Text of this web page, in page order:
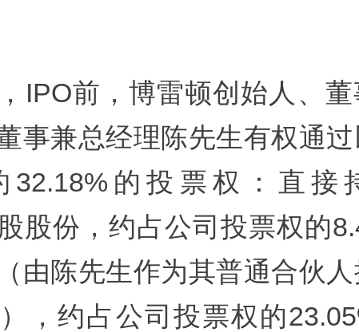
IPO前，博雷顿创始人、董
事兼总经理陈先生有权通
32.18%的投票权：直接
股份，约占公司投票权的
由陈先生作为其普通合伙
，约占公司投票权的